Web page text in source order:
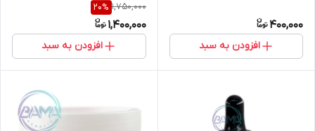
400,000
افزودن به سبد
1,750,000
20%
1,400,000
افزودن به سبد